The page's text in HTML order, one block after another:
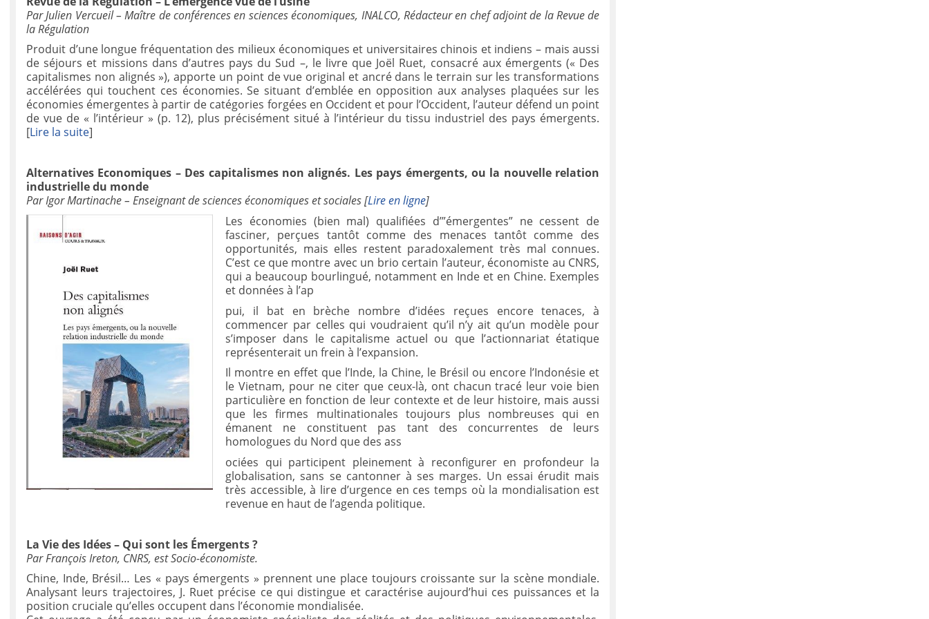
Par Julien Vercueil – Maître de conférences en sciences économiques, INALCO, Rédacteur en chef adjoint de la Revue de
la Régulation
Produit d’une longue fréquentation des milieux économiques et universitaires chinois et indiens – mais aussi
de séjours et missions dans d’autres pays du Sud –, le livre que Joël Ruet, consacré aux émergents (« Des
capitalismes non alignés »), apporte un point de vue original et ancré dans le terrain sur les transformations
accélérées qui touchent ces économies. Se situant d’emblée en opposition aux analyses plaquées sur les
économies émergentes à partir de catégories forgées en Occident et pour l’Occident, l’auteur défend un point
de vue de « l’intérieur » (p. 12), plus précisément situé à l’intérieur du tissu industriel des pays émergents.
[Lire la suite]
Alternatives Economiques – Des capitalismes non alignés. Les pays émergents, ou la nouvelle relation
industrielle du monde
Par Igor Martinache – Enseignant de sciences économiques et sociales [Lire en ligne]
Les économies (bien mal) qualifiées d’”émergentes” ne cessent de
fasciner, perçues tantôt comme des menaces tantôt comme des
opportunités, mais elles restent paradoxalement très mal connues.
C’est ce que montre avec un brio certain l’auteur, économiste au CNRS,
qui a beaucoup bourlingué, notamment en Inde et en Chine. Exemples
et données à l’ap
pui, il bat en brèche nombre d’idées reçues encore tenaces, à
commencer par celles qui voudraient qu’il n’y ait qu’un modèle pour
s’imposer dans le capitalisme actuel ou que l’actionnariat étatique
représenterait un frein à l’expansion.
Il montre en effet que l’Inde, la Chine, le Brésil ou encore l’Indonésie et
le Vietnam, pour ne citer que ceux-là, ont chacun tracé leur voie bien
particulière en fonction de leur contexte et de leur histoire, mais aussi
que les firmes multinationales toujours plus nombreuses qui en
émanent ne constituent pas tant des concurrentes de leurs
homologues du Nord que des ass
ociées qui participent pleinement à reconfigurer en profondeur la
globalisation, sans se cantonner à ses marges. Un essai érudit mais
très accessible, à lire d’urgence en ces temps où la mondialisation est
revenue en haut de l’agenda politique.
La Vie des Idées – Qui sont les Émergents ?
Par François Ireton, CNRS, est Socio-économiste.
Chine, Inde, Brésil… Les « pays émergents » prennent une place toujours croissante sur la scène mondiale.
Analysant leurs trajectoires, J. Ruet précise ce qui distingue et caractérise aujourd’hui ces puissances et la
position cruciale qu’elles occupent dans l’économie mondialisée.